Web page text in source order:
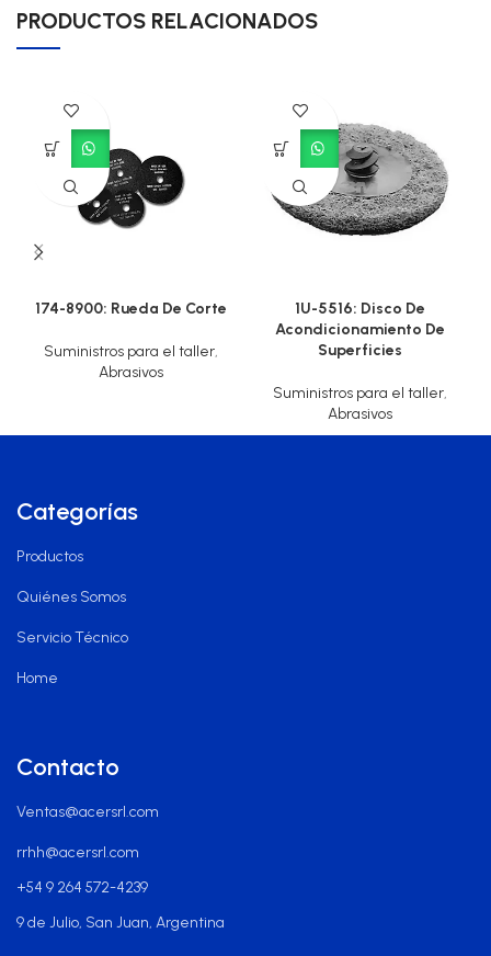
PRODUCTOS RELACIONADOS
174-8900: Rueda De Corte
Suministros para el taller,
Abrasivos
1U-5516: Disco De
Acondicionamiento De
Superficies
Suministros para el taller,
Abrasivos
Categorías
Productos
Quiénes Somos
Servicio Técnico
Home
Contacto
Ventas@acersrl.com
rrhh@acersrl.com
+54 9 264 572-4239
9 de Julio, San Juan, Argentina